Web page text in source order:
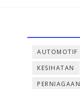
AUTOMOTIF
KESIHATAN
PERNIAGAAN